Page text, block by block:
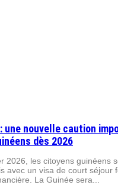
une nouvelle caution
dès 2026
2026, les citoyens guinéens
avec un visa de court séjour
La Guinée sera...